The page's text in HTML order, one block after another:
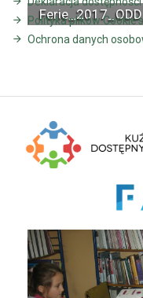
Polityka plików Cookie's
Ochrona danych